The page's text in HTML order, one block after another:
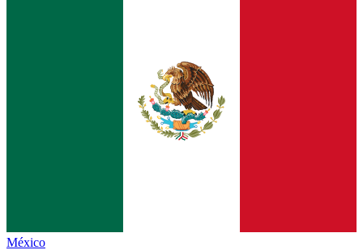
México